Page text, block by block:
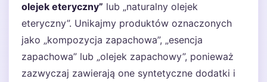
olejek eteryczny” lub „naturalny olejek
eteryczny”. Unikajmy produktów oznaczonych
jako „kompozycja zapachowa”, „esencja
zapachowa” lub „olejek zapachowy”, ponieważ
zazwyczaj zawierają one syntetyczne dodatki i